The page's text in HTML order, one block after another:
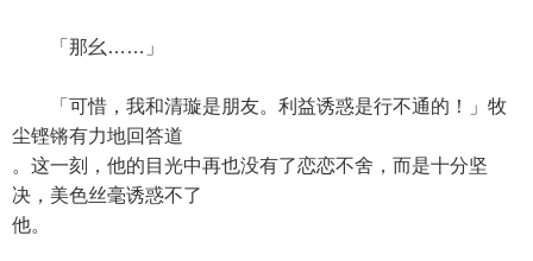
「那幺……」
「可惜，我和清璇是朋友。利益诱惑是行不通的！」牧
尘铿锵有力地回答道
。这一刻，他的目光中再也没有了恋恋不舍，而是十分坚
决，美色丝毫诱惑不了
他。